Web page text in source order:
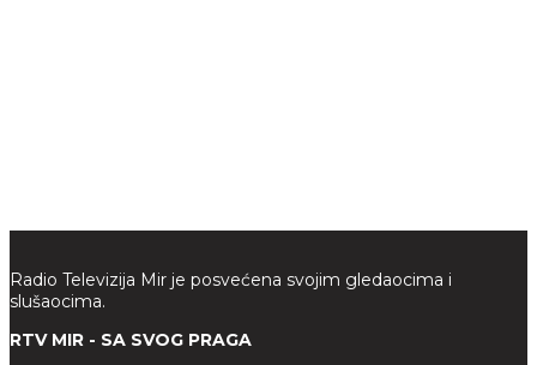
Radio Televizija Mir je posvećena svojim gledaocima i
slušaocima.
RTV MIR - SA SVOG PRAGA